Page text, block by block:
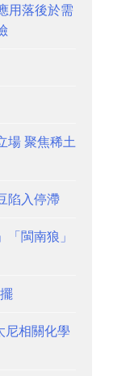
用落後於需
場 聚焦稀土
陷入停滯
閩南狼」
尼相關化學